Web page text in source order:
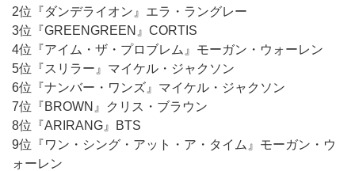
2位『ダンデライオン』エラ・ラングレー
3位『GREENGREEN』CORTIS
4位『アイム・ザ・プロブレム』モーガン・ウォーレン
5位『スリラー』マイケル・ジャクソン
6位『ナンバー・ワンズ』マイケル・ジャクソン
7位『BROWN』クリス・ブラウン
8位『ARIRANG』BTS
9位『ワン・シング・アット・ア・タイム』モーガン・ウ
ォーレン